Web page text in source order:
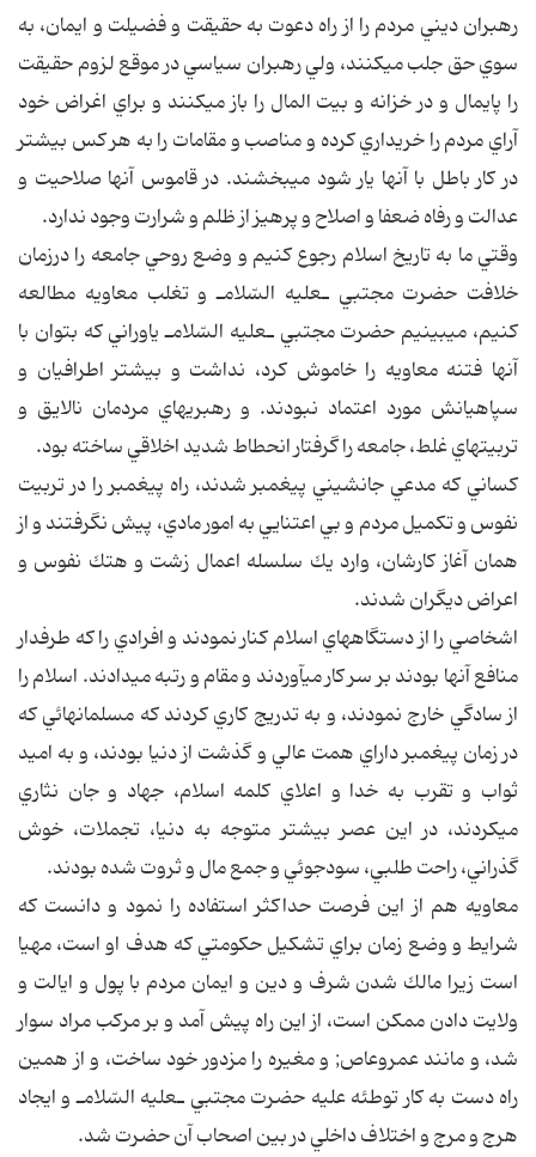
رهبران ديني مردم را از راه دعوت به حقيقت و فضيلت و ايمان، به
سوي حق جلب مي‎كنند، ولي رهبران سياسي در موقع لزوم حقيقت
را پايمال و در خزانه و بيت المال را باز مي‎كنند و براي اغراض خود
آراي مردم را خريداري كرده و مناصب و مقامات را به هر كس بيشتر
در كار باطل با آنها يار شود مي‎بخشند. در قاموس آنها صلاحيت و
عدالت و رفاه ضعفا و اصلاح و پرهيز از ظلم و شرارت وجود ندارد.
وقتي ما به تاريخ اسلام رجوع كنيم و وضع روحي جامعه را درزمان
خلافت حضرت مجتبي ـ‎عليه السّلام‎ـ و تغلب معاويه مطالعه
كنيم، مي‎بينيم حضرت مجتبي ـ‎عليه السّلام‎ـ ياوراني كه بتوان با
آنها فتنه معاويه را خاموش كرد، نداشت و بيشتر اطرافيان و
سپاهيانش مورد اعتماد نبودند. و رهبري‎هاي مردمان نالايق و
تربيتهاي غلط، جامعه را گرفتار انحطاط شديد اخلاقي ساخته بود.
كساني كه مدعي جانشيني پيغمبر شدند، راه پيغمبر را در تربيت
نفوس و تكميل مردم و بي اعتنايي به امور مادي، پيش نگرفتند و از
همان آغاز كارشان، وارد يك سلسله اعمال زشت و هتك نفوس و
اعراض ديگران شدند.
اشخاصي را از دستگاههاي اسلام كنار نمودند و افرادي را كه طرفدار
منافع آنها بودند بر سر كار مي‎آوردند و مقام و رتبه مي‎دادند. اسلام را
از سادگي خارج نمودند، و به تدريج كاري كردند كه مسلمانهائي كه
در زمان پيغمبر داراي همت عالي و گذشت از دنيا بودند، و به اميد
ثواب و تقرب به خدا و اعلاي كلمه اسلام، جهاد و جان نثاري
مي‎كردند، در اين عصر بيشتر متوجه به دنيا، تجملات، خوش
گذراني، راحت طلبي، سودجوئي و جمع مال و ثروت شده بودند.
معاويه هم از اين فرصت حداكثر استفاده را نمود و دانست كه
شرايط و وضع زمان براي تشكيل حكومتي كه هدف او است، مهيا
است زيرا مالك شدن شرف و دين و ايمان مردم با پول و ايالت و
ولايت دادن ممكن است، از اين راه پيش آمد و بر مركب مراد سوار
شد، و مانند عمروعاص; و مغيره را مزدور خود ساخت، و از همين
راه دست به كار توطئه عليه حضرت مجتبي ـ‎عليه السّلام‎ـ و ايجاد
هرج و مرج و اختلاف داخلي در بين اصحاب آن حضرت شد.